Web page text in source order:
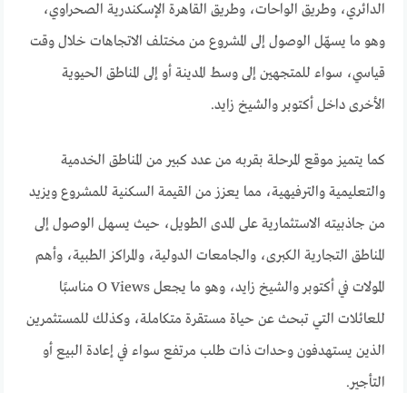
الدائري، وطريق الواحات، وطريق القاهرة الإسكندرية الصحراوي،
وهو ما يسهّل الوصول إلى المشروع من مختلف الاتجاهات خلال وقت
قياسي، سواء للمتجهين إلى وسط المدينة أو إلى المناطق الحيوية
الأخرى داخل أكتوبر والشيخ زايد.
كما يتميز موقع المرحلة بقربه من عدد كبير من المناطق الخدمية
والتعليمية والترفيهية، مما يعزز من القيمة السكنية للمشروع ويزيد
من جاذبيته الاستثمارية على المدى الطويل، حيث يسهل الوصول إلى
المناطق التجارية الكبرى، والجامعات الدولية، والمراكز الطبية، وأهم
المولات في أكتوبر والشيخ زايد، وهو ما يجعل O Views مناسبًا
للعائلات التي تبحث عن حياة مستقرة متكاملة، وكذلك للمستثمرين
الذين يستهدفون وحدات ذات طلب مرتفع سواء في إعادة البيع أو
التأجير.